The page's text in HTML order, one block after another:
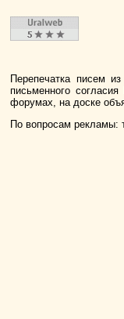
Перепечатка писем
письменного
форумах, на доске
По вопросам рекламы: